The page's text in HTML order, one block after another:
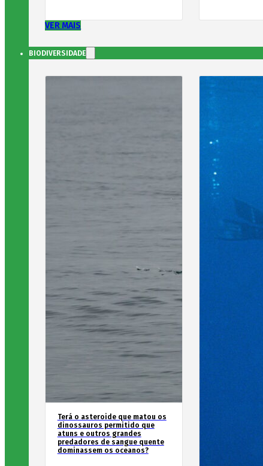
VER MAIS
BIODIVERSIDADE
Terá o asteroide que matou os
dinossauros permitido que
atuns e outros grandes
predadores de sangue quente
dominassem os oceanos?